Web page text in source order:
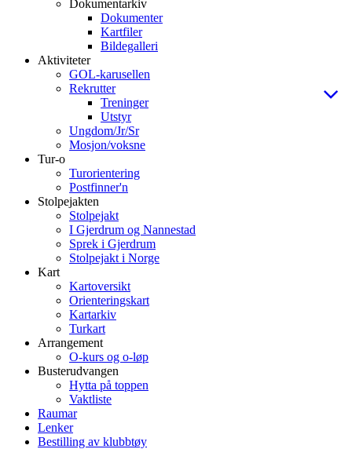
Dokumentarkiv
Dokumenter
Kartfiler
Bildegalleri
Aktiviteter
GOL-karusellen
Rekrutter
Treninger
Utstyr
Ungdom/Jr/Sr
Mosjon/voksne
Tur-o
Turorientering
Postfinner'n
Stolpejakten
Stolpejakt
I Gjerdrum og Nannestad
Sprek i Gjerdrum
Stolpejakt i Norge
Kart
Kartoversikt
Orienteringskart
Kartarkiv
Turkart
Arrangement
O-kurs og o-løp
Busterudvangen
Hytta på toppen
Vaktliste
Raumar
Lenker
Bestilling av klubbtøy